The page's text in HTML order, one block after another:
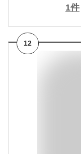
1件
12